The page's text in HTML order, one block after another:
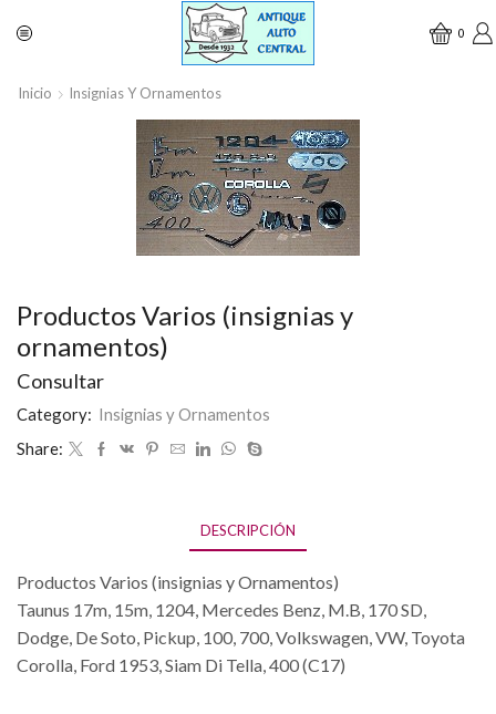
0
Inicio Insignias Y Ornamentos
Productos Varios (insignias y
ornamentos)
Consultar
Category: Insignias y Ornamentos
Share:
DESCRIPCIÓN
Productos Varios (insignias y Ornamentos)
Taunus 17m, 15m, 1204, Mercedes Benz, M.B, 170 SD,
Dodge, De Soto, Pickup, 100, 700, Volkswagen, VW, Toyota
Corolla, Ford 1953, Siam Di Tella, 400 (C17)